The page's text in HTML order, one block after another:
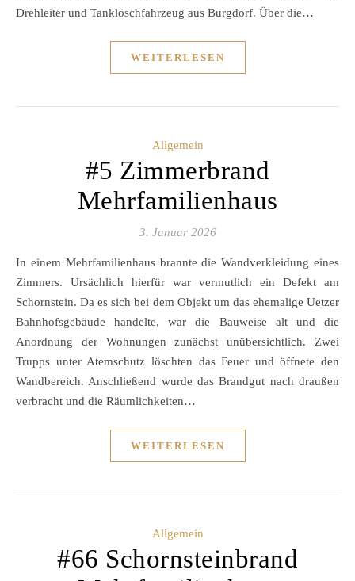
Drehleiter und Tanklöschfahrzeug aus Burgdorf. Über die…
WEITERLESEN
Allgemein
#5 Zimmerbrand
Mehrfamilienhaus
3. Januar 2026
In einem Mehrfamilienhaus brannte die Wandverkleidung eines
Zimmers. Ursächlich hierfür war vermutlich ein Defekt am
Schornstein. Da es sich bei dem Objekt um das ehemalige Uetzer
Bahnhofsgebäude handelte, war die Bauweise alt und die
Anordnung der Wohnungen zunächst unübersichtlich. Zwei
Trupps unter Atemschutz löschten das Feuer und öffnete den
Wandbereich. Anschließend wurde das Brandgut nach draußen
verbracht und die Räumlichkeiten…
WEITERLESEN
Allgemein
#66 Schornsteinbrand